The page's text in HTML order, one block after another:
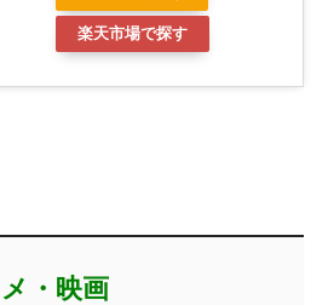
楽天市場で探す
・映画